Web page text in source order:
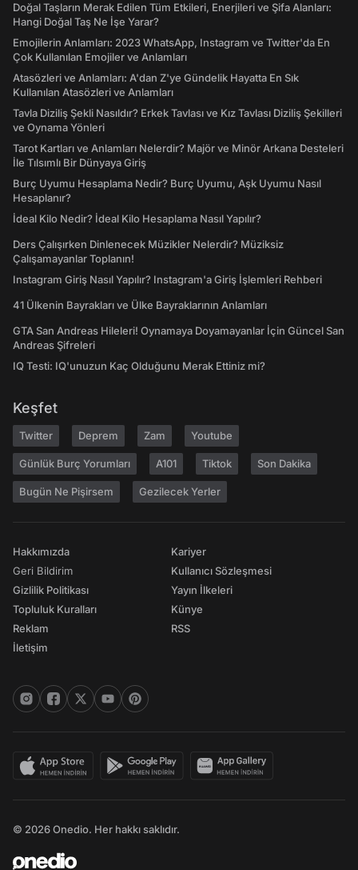
Doğal Taşların Merak Edilen Tüm Etkileri, Enerjileri ve Şifa Alanları:
Hangi Doğal Taş Ne İşe Yarar?
Emojilerin Anlamları: 2023 WhatsApp, Instagram ve Twitter'da En
Çok Kullanılan Emojiler ve Anlamları
Atasözleri ve Anlamları: A'dan Z'ye Gündelik Hayatta En Sık
Kullanılan Atasözleri ve Anlamları
Tavla Diziliş Şekli Nasıldır? Erkek Tavlası ve Kız Tavlası Diziliş Şekilleri
ve Oynama Yönleri
Tarot Kartları ve Anlamları Nelerdir? Majör ve Minör Arkana Desteleri
İle Tılsımlı Bir Dünyaya Giriş
Burç Uyumu Hesaplama Nedir? Burç Uyumu, Aşk Uyumu Nasıl
Hesaplanır?
İdeal Kilo Nedir? İdeal Kilo Hesaplama Nasıl Yapılır?
Ders Çalışırken Dinlenecek Müzikler Nelerdir? Müziksiz
Çalışamayanlar Toplanın!
Instagram Giriş Nasıl Yapılır? Instagram'a Giriş İşlemleri Rehberi
41 Ülkenin Bayrakları ve Ülke Bayraklarının Anlamları
GTA San Andreas Hileleri! Oynamaya Doyamayanlar İçin Güncel San
Andreas Şifreleri
IQ Testi: IQ'unuzun Kaç Olduğunu Merak Ettiniz mi?
Keşfet
Twitter Deprem Zam Youtube
Günlük Burç Yorumları A101 Tiktok Son Dakika
Bugün Ne Pişirsem Gezilecek Yerler
Hakkımızda
Geri Bildirim
Gizlilik Politikası
Topluluk Kuralları
Reklam
İletişim
Kariyer
Kullanıcı Sözleşmesi
Yayın İlkeleri
Künye
RSS
© 2026 Onedio. Her hakkı saklıdır.